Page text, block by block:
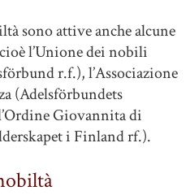
sono attive anche alcune
l’Unione dei nobili
r.f.), l’Associazione
(Adelsförbundets
Giovannita di
i Finland rf.).